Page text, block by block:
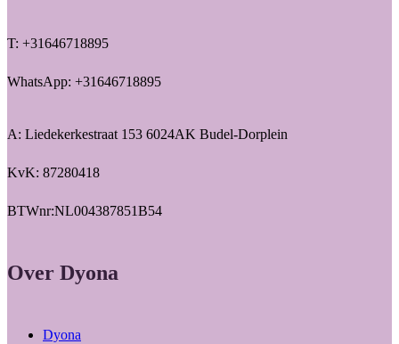
T: +31646718895
WhatsApp: +31646718895
A: Liedekerkestraat 153 6024AK Budel-Dorplein
KvK: 87280418
BTWnr:NL004387851B54
Over Dyona
Dyona